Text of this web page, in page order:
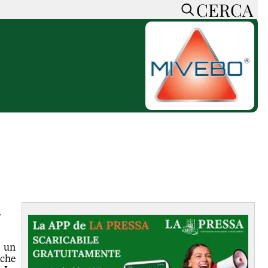
CERCA
ACCEDI o REGISTRATI
SOSTIENI LA PRESSA
MAPPA DEL SITO
NORMATIVE
DEONTOLOGICHE
CERCA
un